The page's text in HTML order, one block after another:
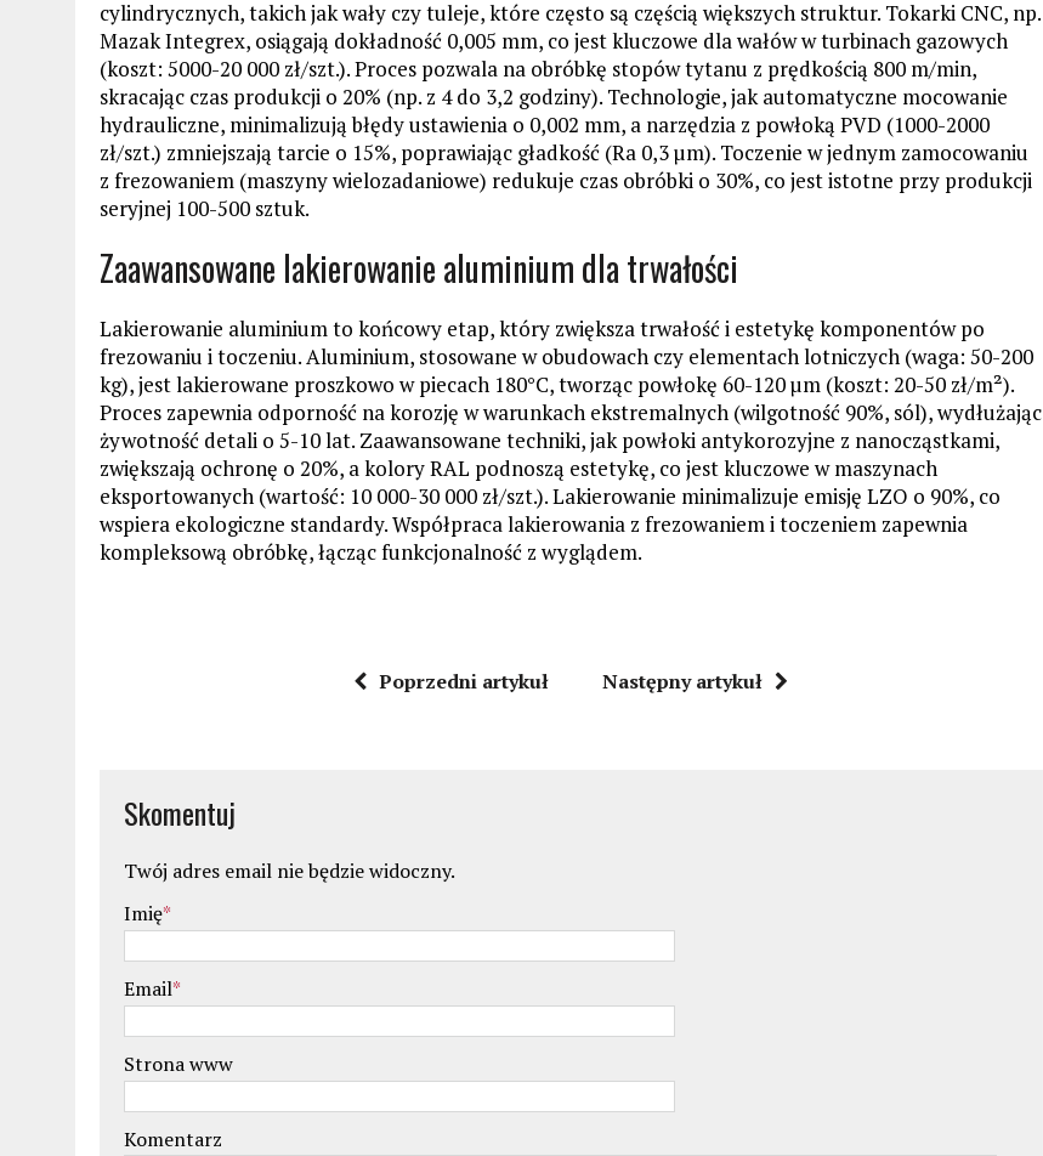
cylindrycznych, takich jak wały czy tuleje, które często są częścią większych struktur. Tokarki CNC, np.
Mazak Integrex, osiągają dokładność 0,005 mm, co jest kluczowe dla wałów w turbinach gazowych
(koszt: 5000-20 000 zł/szt.). Proces pozwala na obróbkę stopów tytanu z prędkością 800 m/min,
skracając czas produkcji o 20% (np. z 4 do 3,2 godziny). Technologie, jak automatyczne mocowanie
hydrauliczne, minimalizują błędy ustawienia o 0,002 mm, a narzędzia z powłoką PVD (1000-2000
zł/szt.) zmniejszają tarcie o 15%, poprawiając gładkość (Ra 0,3 µm). Toczenie w jednym zamocowaniu
z frezowaniem (maszyny wielozadaniowe) redukuje czas obróbki o 30%, co jest istotne przy produkcji
seryjnej 100-500 sztuk.
Zaawansowane lakierowanie aluminium dla trwałości
Lakierowanie aluminium to końcowy etap, który zwiększa trwałość i estetykę komponentów po
frezowaniu i toczeniu. Aluminium, stosowane w obudowach czy elementach lotniczych (waga: 50-200
kg), jest lakierowane proszkowo w piecach 180°C, tworząc powłokę 60-120 µm (koszt: 20-50 zł/m²).
Proces zapewnia odporność na korozję w warunkach ekstremalnych (wilgotność 90%, sól), wydłużając
żywotność detali o 5-10 lat. Zaawansowane techniki, jak powłoki antykorozyjne z nanocząstkami,
zwiększają ochronę o 20%, a kolory RAL podnoszą estetykę, co jest kluczowe w maszynach
eksportowanych (wartość: 10 000-30 000 zł/szt.). Lakierowanie minimalizuje emisję LZO o 90%, co
wspiera ekologiczne standardy. Współpraca lakierowania z frezowaniem i toczeniem zapewnia
kompleksową obróbkę, łącząc funkcjonalność z wyglądem.
Poprzedni artykuł Następny artykuł
Skomentuj
Twój adres email nie będzie widoczny.
Imię*
Email*
Strona www
Komentarz